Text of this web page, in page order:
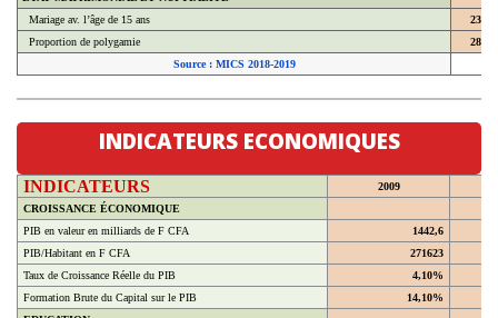
Mariage av. l’âge de 15 ans
Proportion de polygamie
Source : MICS 2018-2019
INDICATEURS ECONOMIQUES
INDICATEURS
2009
CROISSANCE ÉCONOMIQUE
PIB en valeur en milliards de F CFA
1442,6
PIB/Habitant en F CFA
271623
Taux de Croissance Réelle du PIB
4,10%
Formation Brute du Capital sur le PIB
14,10%
EDUCATION